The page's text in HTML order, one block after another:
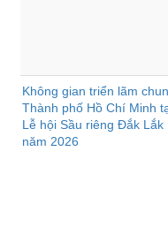
Không gian triển lãm
Thành phố Hồ Chí Minh
Lễ hội Sầu riêng Đắk Lắk
năm 2026